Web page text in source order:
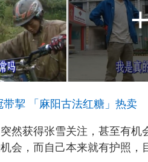
挈 「麻阳古法红糖」热卖
然获得张雪关注，甚至有机
会，而自己本来就有护照，